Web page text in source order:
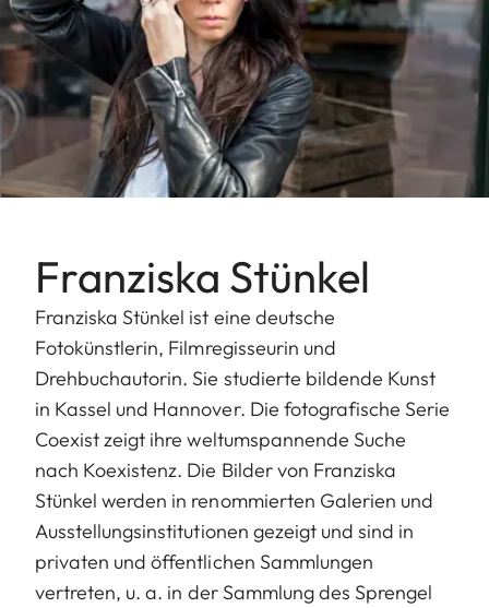
Franziska Stünkel
Franziska Stünkel ist eine deutsche
Fotokünstlerin, Filmregisseurin und
Drehbuchautorin. Sie studierte bildende Kunst
in Kassel und Hannover. Die fotografische Serie
Coexist zeigt ihre weltumspannende Suche
nach Koexistenz. Die Bilder von Franziska
Stünkel werden in renommierten Galerien und
Ausstellungsinstitutionen gezeigt und sind in
privaten und öffentlichen Sammlungen
vertreten, u. a. in der Sammlung des Sprengel